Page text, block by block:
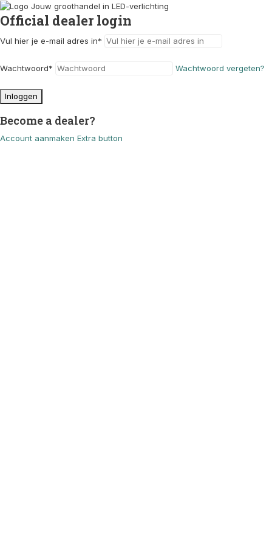
Official dealer login
Vul hier je e-mail adres in*
Wachtwoord* Wachtwoord vergeten?
Inloggen
Become a dealer?
Account aanmaken Extra button